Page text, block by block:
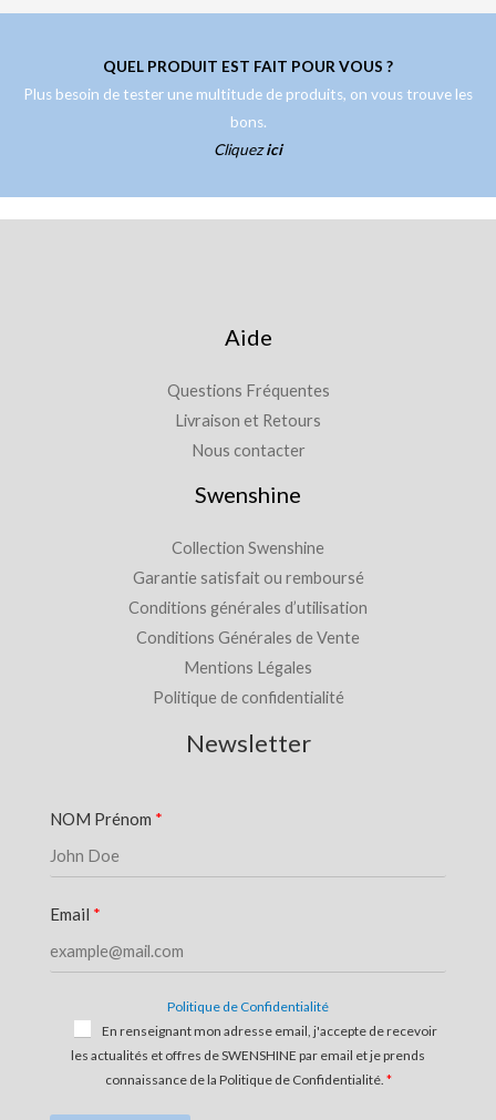
QUEL PRODUIT EST FAIT POUR VOUS ?
Plus besoin de tester une multitude de produits, on vous trouve les
bons.
Cliquezici
Aide
Questions Fréquentes
Livraison et Retours
Nous contacter
Swenshine
Collection Swenshine
Garantie satisfait ou remboursé
Conditions générales d’utilisation
Conditions Générales de Vente
Mentions Légales
Politique de confidentialité
Newsletter
NOM Prénom
Email
Politique de Confidentialité
En renseignant mon adresse email, j'accepte de recevoir
les actualités et offres de SWENSHINE par email et je prends
connaissance de la Politique de Confidentialité.